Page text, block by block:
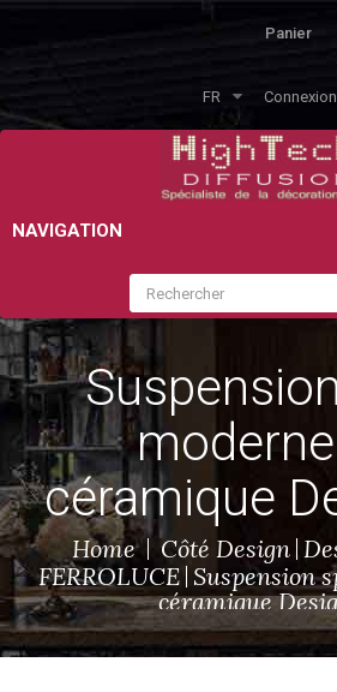
Panier
FR Connexion
NAVIGATION
céramique
Home Côté Design
FERROLUCE Suspension
céramique